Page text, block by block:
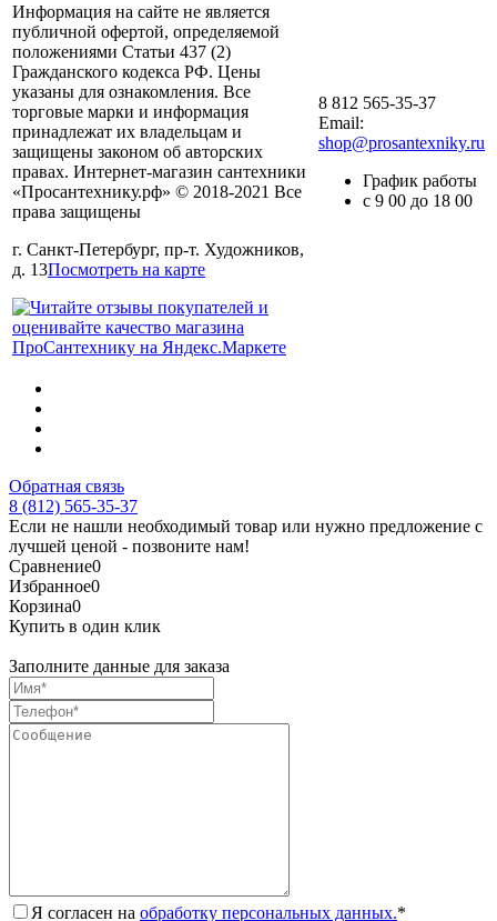
Информация на сайте не является
публичной офертой, определяемой
положениями Статьи 437 (2)
Гражданского кодекса РФ. Цены
указаны для ознакомления. Все
торговые марки и информация
принадлежат их владельцам и
защищены законом об авторских
правах. Интернет-магазин сантехники
«Просантехнику.рф» © 2018-2021 Все
права защищены
г. Санкт-Петербург, пр-т. Художников,
д. 13Посмотреть на карте
8 812 565-35-37
Email:
shop@prosantexniky.ru
График работы
с 9 00 до 18 00
Обратная связь
8 (812) 565-35-37
Если не нашли необходимый товар или нужно предложение с
лучшей ценой - позвоните нам!
Сравнение0
Избранное0
Корзина0
Купить в один клик
Заполните данные для заказа
Я согласен на обработку персональных данных.*